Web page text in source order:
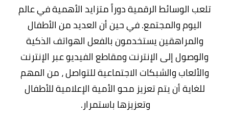
تلعب الوسائط الرقمية دوراً متزايد الأهمية في عالم
اليوم والمجتمع. في حين أن العديد من الأطفال
والمراهقين يستخدمون بالفعل الهواتف الذكية
والوصول إلى الإنترنت ومقاطع الفيديو عبر الإنترنت
والألعاب والشبكات الاجتماعية للتواصل ، من المهم
للغاية أن يتم تعزيز محو الأمية الإعلامية للأطفال
وتعزيزها باستمرار.